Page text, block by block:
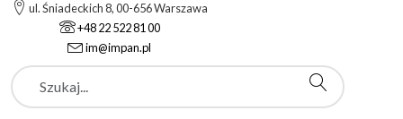
ul. Śniadeckich 8, 00-656 Warszawa
+48 22 522 81 00
im@impan.pl
Szukaj